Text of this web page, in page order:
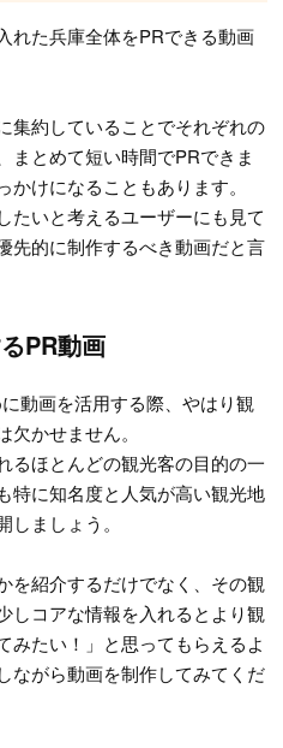
れた兵庫全体をPRできる動画
集約していることでそれぞれの
まとめて短い時間でPRできま
けになることもあります。
たいと考えるユーザーにも見て
先的に制作するべき動画だと言
PR動画
動画を活用する際、やはり観
かせません。
るほとんどの観光客の目的の一
特に知名度と人気が高い観光地
ましょう。
を紹介するだけでなく、その観
しコアな情報を入れるとより観
みたい！」と思ってもらえるよ
ながら動画を制作してみてくだ